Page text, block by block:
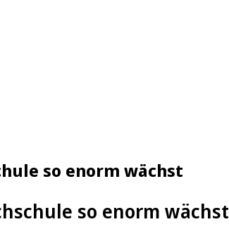
so enorm wächst
so enorm wächst